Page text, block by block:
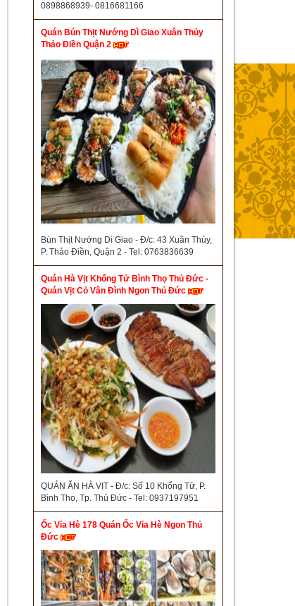
0898868939- 0816681166
Quán Bún Thịt Nướng Dì Giao Xuân Thủy
Thảo Điền Quận 2
Bún Thịt Nướng Dì Giao - Đ/c: 43 Xuân Thủy,
P. Thảo Điền, Quận 2 - Tel: 0763836639
Quán Hà Vịt Khổng Tử Bình Thọ Thủ Đức -
Quán Vịt Cỏ Vân Đình Ngon Thủ Đức
QUÁN ĂN HÀ VỊT - Đ/c: Số 10 Khổng Tử, P.
Bình Thọ, Tp. Thủ Đức - Tel: 0937197951
Ốc Vỉa Hè 178 Quán Ốc Vỉa Hè Ngon Thủ
Đức